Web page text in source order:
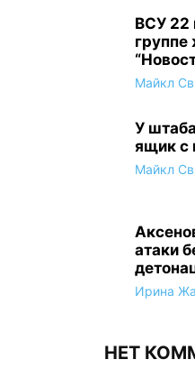
ВСУ 22
Майкл
У
ящик с
Майкл
атаки
Ирина
НЕТ